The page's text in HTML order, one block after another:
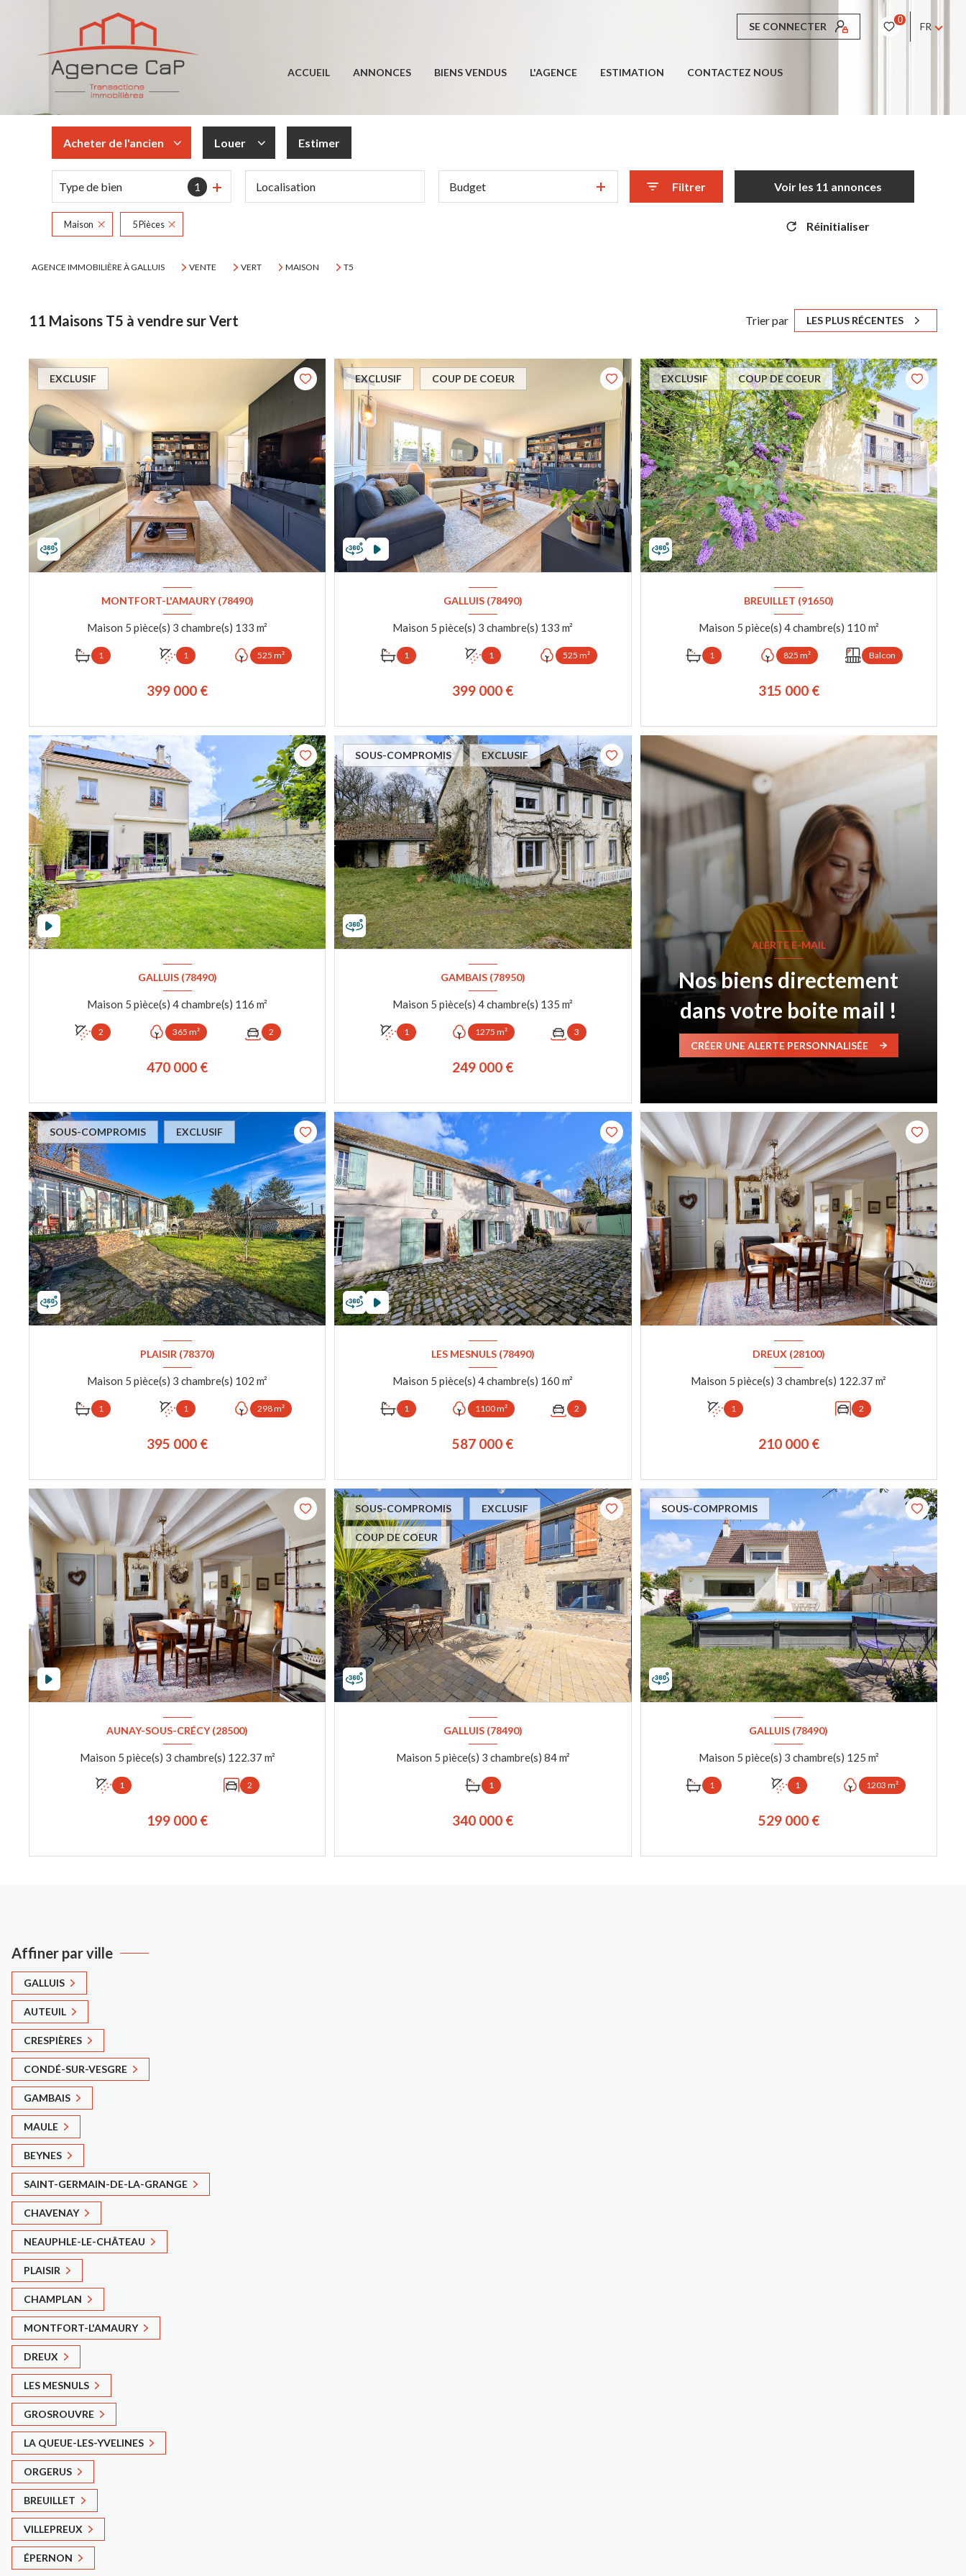
SE CONNECTER
0
FR
ACCUEIL ANNONCES BIENS VENDUS L'AGENCE ESTIMATION CONTACTEZ NOUS
Acheter de l'ancien
De l'ancien
Louer
à l'année
Estimer
Type de bien 1 Budget Filtrer Voir les 11 annonces
Maison 5 Pièces Réinitialiser
AGENCE IMMOBILIÈRE À GALLUIS VENTE VERT MAISON T5
11 Maisons T5 à vendre sur Vert Trier par LES PLUS RÉCENTES
EXCLUSIF
MONTFORT-L'AMAURY (78490)
Maison 5 pièce(s) 3 chambre(s) 133 m²
1 1 525 m²
399 000 €
EXCLUSIF COUP DE COEUR
GALLUIS (78490)
Maison 5 pièce(s) 3 chambre(s) 133 m²
1 1 525 m²
399 000 €
EXCLUSIF COUP DE COEUR
BREUILLET (91650)
Maison 5 pièce(s) 4 chambre(s) 110 m²
1 825 m² Balcon
315 000 €
GALLUIS (78490)
Maison 5 pièce(s) 4 chambre(s) 116 m²
2 365 m² 2
470 000 €
SOUS-COMPROMIS EXCLUSIF
GAMBAIS (78950)
Maison 5 pièce(s) 4 chambre(s) 135 m²
1 1275 m² 3
249 000 €
ALERTE E-MAIL
Nos biens directement
dans votre boite mail !
CRÉER UNE ALERTE PERSONNALISÉE
SOUS-COMPROMIS EXCLUSIF
PLAISIR (78370)
Maison 5 pièce(s) 3 chambre(s) 102 m²
1 1 298 m²
395 000 €
LES MESNULS (78490)
Maison 5 pièce(s) 4 chambre(s) 160 m²
1 1100 m² 2
587 000 €
DREUX (28100)
Maison 5 pièce(s) 3 chambre(s) 122.37 m²
1 2
210 000 €
AUNAY-SOUS-CRÉCY (28500)
Maison 5 pièce(s) 3 chambre(s) 122.37 m²
1 2
199 000 €
SOUS-COMPROMIS EXCLUSIF
COUP DE COEUR
GALLUIS (78490)
Maison 5 pièce(s) 3 chambre(s) 84 m²
1
340 000 €
SOUS-COMPROMIS
GALLUIS (78490)
Maison 5 pièce(s) 3 chambre(s) 125 m²
1 1 1203 m²
529 000 €
Affiner par ville
GALLUIS
AUTEUIL
CRESPIÈRES
CONDÉ-SUR-VESGRE
GAMBAIS
MAULE
BEYNES
SAINT-GERMAIN-DE-LA-GRANGE
CHAVENAY
NEAUPHLE-LE-CHÂTEAU
PLAISIR
CHAMPLAN
MONTFORT-L'AMAURY
DREUX
LES MESNULS
GROSROUVRE
LA QUEUE-LES-YVELINES
ORGERUS
BREUILLET
VILLEPREUX
ÉPERNON